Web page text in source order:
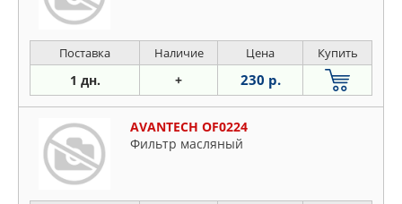
Поставка Наличие Цена Купить
1 дн. + 230 р.
AVANTECH OF0224
Фильтр масляный